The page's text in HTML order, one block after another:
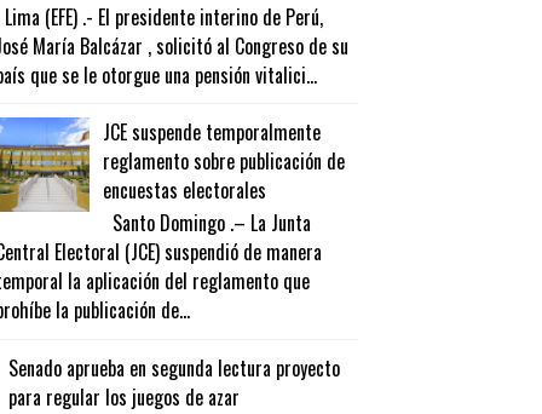
(EFE) .- El presidente interino de Perú,
María Balcázar , solicitó al Congreso de su
que se le otorgue una pensión vitalici...
JCE suspende temporalmente
reglamento sobre publicación de
encuestas electorales
Santo Domingo .– La Junta
Electoral (JCE) suspendió de manera
la aplicación del reglamento que
la publicación de...
Senado aprueba en segunda lectura proyecto
para regular los juegos de azar